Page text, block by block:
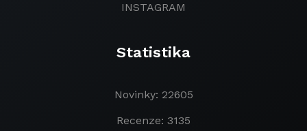
INSTAGRAM
Statistika
Novinky: 22605
Recenze: 3135